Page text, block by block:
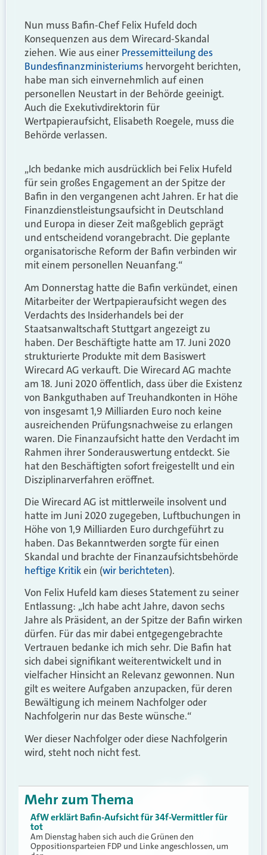
Nun muss Bafin-Chef Felix Hufeld doch
Konsequenzen aus dem Wirecard-Skandal
ziehen. Wie aus einer Pressemitteilung des
Bundesfinanzministeriums hervorgeht berichten,
habe man sich einvernehmlich auf einen
personellen Neustart in der Behörde geeinigt.
Auch die Exekutivdirektorin für
Wertpapieraufsicht, Elisabeth Roegele, muss die
Behörde verlassen.
„Ich bedanke mich ausdrücklich bei Felix Hufeld
für sein großes Engagement an der Spitze der
Bafin in den vergangenen acht Jahren. Er hat die
Finanzdienstleistungsaufsicht in Deutschland
und Europa in dieser Zeit maßgeblich geprägt
und entscheidend vorangebracht. Die geplante
organisatorische Reform der Bafin verbinden wir
mit einem personellen Neuanfang.“
Am Donnerstag hatte die Bafin verkündet, einen
Mitarbeiter der Wertpapieraufsicht wegen des
Verdachts des Insiderhandels bei der
Staatsanwaltschaft Stuttgart angezeigt zu
haben. Der Beschäftigte hatte am 17. Juni 2020
strukturierte Produkte mit dem Basiswert
Wirecard AG verkauft. Die Wirecard AG machte
am 18. Juni 2020 öffentlich, dass über die Existenz
von Bankguthaben auf Treuhandkonten in Höhe
von insgesamt 1,9 Milliarden Euro noch keine
ausreichenden Prüfungsnachweise zu erlangen
waren. Die Finanzaufsicht hatte den Verdacht im
Rahmen ihrer Sonderauswertung entdeckt. Sie
hat den Beschäftigten sofort freigestellt und ein
Disziplinarverfahren eröffnet.
Die Wirecard AG ist mittlerweile insolvent und
hatte im Juni 2020 zugegeben, Luftbuchungen in
Höhe von 1,9 Milliarden Euro durchgeführt zu
haben. Das Bekanntwerden sorgte für einen
Skandal und brachte der Finanzaufsichtsbehörde
heftige Kritikein (wir berichteten).
Von Felix Hufeld kam dieses Statement zu seiner
Entlassung: „Ich habe acht Jahre, davon sechs
Jahre als Präsident, an der Spitze der Bafin wirken
dürfen. Für das mir dabei entgegengebrachte
Vertrauen bedanke ich mich sehr. Die Bafin hat
sich dabei signifikant weiterentwickelt und in
vielfacher Hinsicht an Relevanz gewonnen. Nun
gilt es weitere Aufgaben anzupacken, für deren
Bewältigung ich meinem Nachfolger oder
Nachfolgerin nur das Beste wünsche.“
Wer dieser Nachfolger oder diese Nachfolgerin
wird, steht noch nicht fest.
Mehr zum Thema
AfW erklärt Bafin-Aufsicht für 34f-Vermittler für
tot
Am Dienstag haben sich auch die Grünen den
Oppositionsparteien FDP und Linke angeschlossen, um